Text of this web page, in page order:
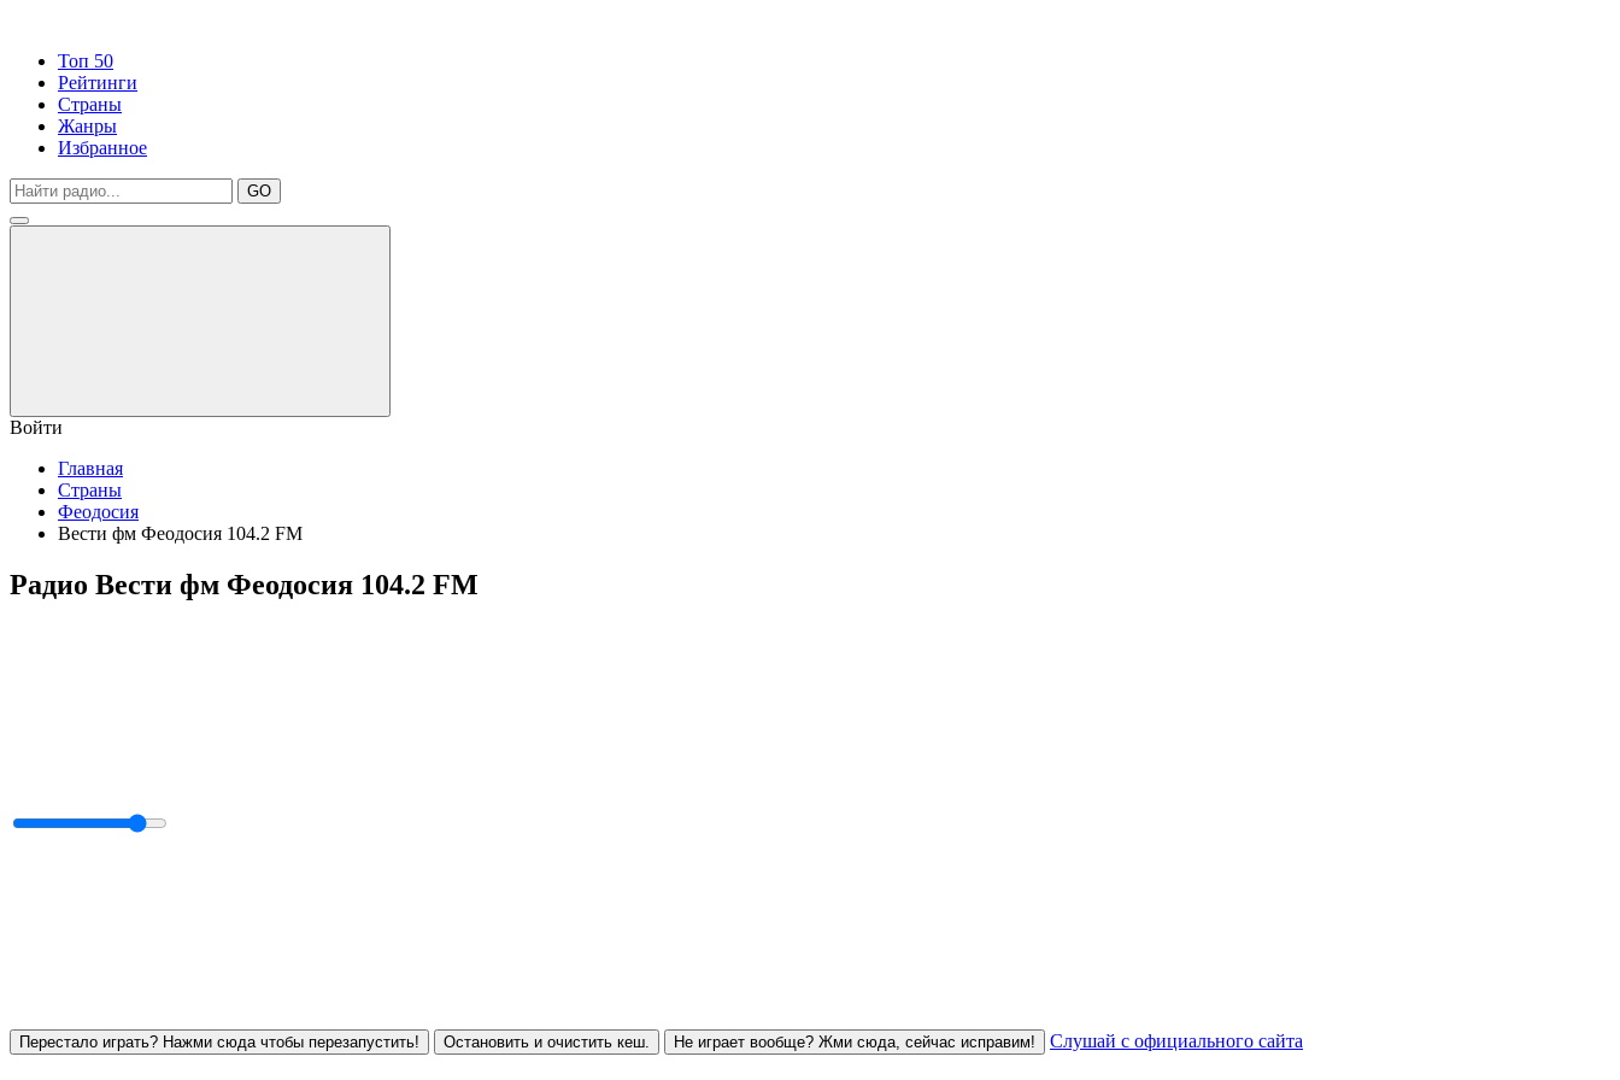
Топ 50
Рейтинги
Страны
Жанры
Избранное
GO
Войти
Главная
Страны
Феодосия
Вести фм Феодосия 104.2 FM
Радио Вести фм Феодосия 104.2 FM
Перестало играть? Нажми сюда чтобы перезапустить! Остановить и очистить кеш. Не играет вообще? Жми сюда, сейчас исправим! Слушай с официального сайта